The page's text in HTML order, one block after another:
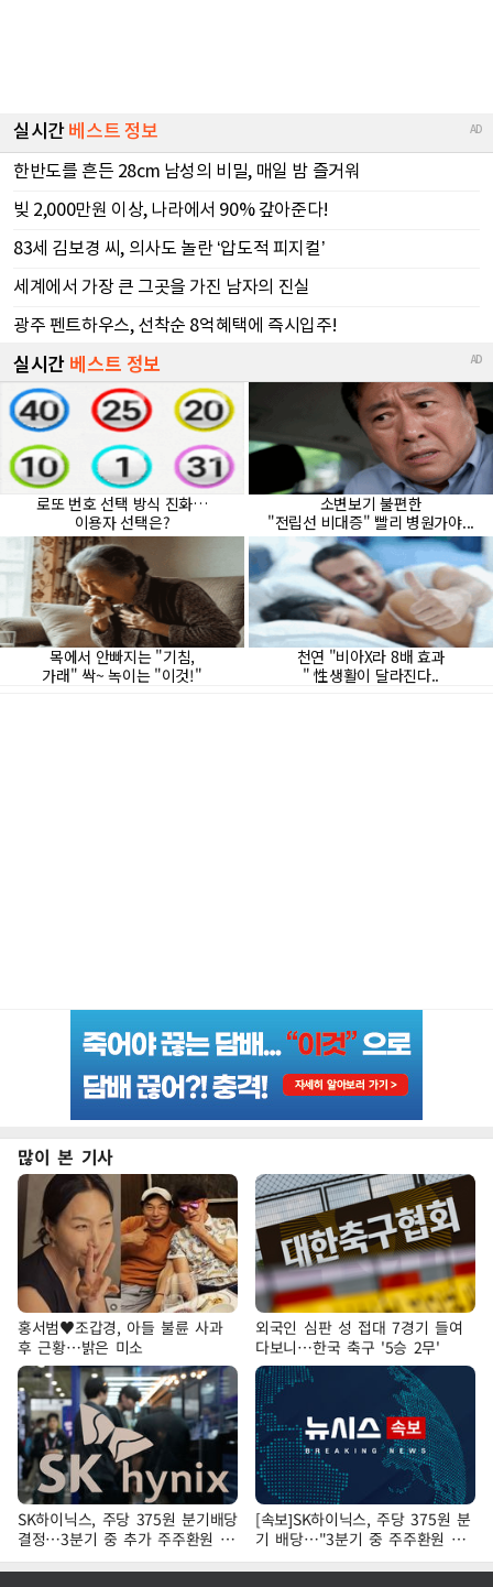
많이 본 기사
홍서범♥조갑경, 아들 불륜 사과
후 근황…밝은 미소
외국인 심판 성 접대 7경기 들여
다보니…한국 축구 '5승 2무'
SK하이닉스, 주당 375원 분기배당
결정…3분기 중 추가 주주환원 발
표
[속보]SK하이닉스, 주당 375원 분
기 배당…"3분기 중 주주환원 방
안 확정"